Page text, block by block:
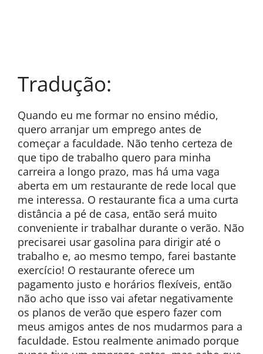
Tradução:
Quando eu me formar no ensino médio,
quero arranjar um emprego antes de
começar a faculdade. Não tenho certeza de
que tipo de trabalho quero para minha
carreira a longo prazo, mas há uma vaga
aberta em um restaurante de rede local que
me interessa. O restaurante fica a uma curta
distância a pé de casa, então será muito
conveniente ir trabalhar durante o verão. Não
precisarei usar gasolina para dirigir até o
trabalho e, ao mesmo tempo, farei bastante
exercício! O restaurante oferece um
pagamento justo e horários flexíveis, então
não acho que isso vai afetar negativamente
os planos de verão que espero fazer com
meus amigos antes de nos mudarmos para a
faculdade. Estou realmente animado porque